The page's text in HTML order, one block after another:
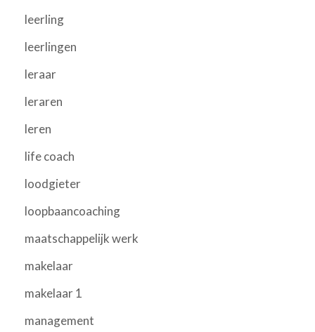
leerling
leerlingen
leraar
leraren
leren
life coach
loodgieter
loopbaancoaching
maatschappelijk werk
makelaar
makelaar 1
management